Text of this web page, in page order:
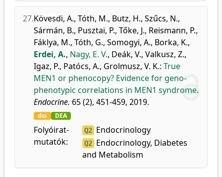
27.Kövesdi, A., Tóth, M., Butz, H., Szűcs, N.,
Sármán, B., Pusztai, P., Tőke, J., Reismann, P.,
Fáklya, M., Tóth, G., Somogyi, A., Borka, K.,
Erdei, A., Nagy, E. V., Deák, V., Valkusz, Z.,
Igaz, P., Patócs, A., Grolmusz, V. K.: True
MEN1 or phenocopy? Evidence for geno-
phenotypic correlations in MEN1 syndrome.
Endocrine. 65 (2), 451-459, 2019.
doi DEA
Folyóirat-
mutatók:
Q2 Endocrinology
Q2 Endocrinology, Diabetes
and Metabolism